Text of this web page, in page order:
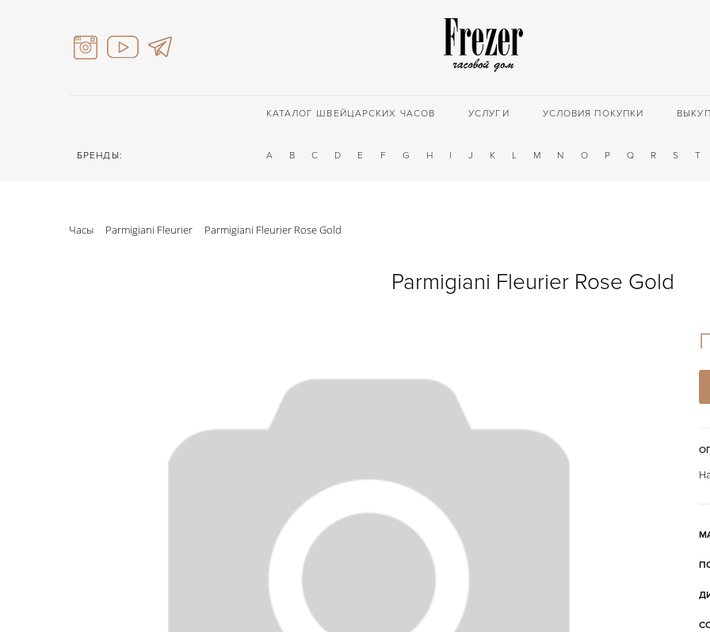
КАТАЛОГ ШВЕЙЦАРСКИХ ЧАСОВ УСЛУГИ УСЛОВИЯ ПОКУПКИ ВЫКУП
БРЕНДЫ: A B C D E F G H I J K L M N O P Q R S T
Часы Parmigiani Fleurier Parmigiani Fleurier Rose Gold
Parmigiani Fleurier Rose Gold